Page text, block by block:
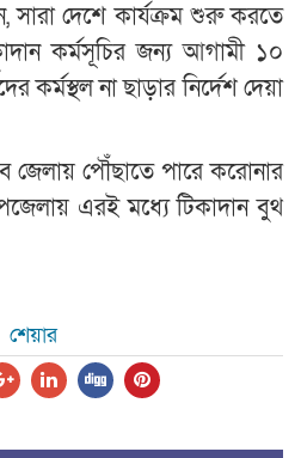
দেশে কার্যক্রম শুরু করতে
কর্মসূচির জন্য আগামী ১০
কর্মস্থল না ছাড়ার নির্দেশ দেয়া
পৌঁছাতে পারে করোনার
এরই মধ্যে টিকাদান বুথ
শেয়ার